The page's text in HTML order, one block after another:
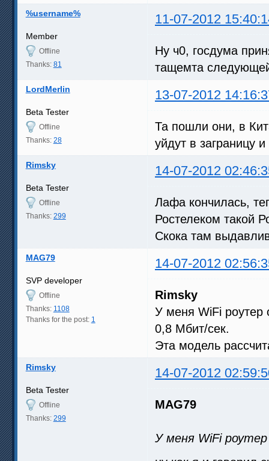
%username% 11-07-2012
Member
Offline
Thanks: 81
Ну ч0, госдума
тащемта
LordMerlin 13-07-2012
Beta Tester
Offline
Thanks: 28
Та пошли они, в
уйдут в заграницу
Rimsky 14-07-2012
Beta Tester
Offline
Thanks: 299
Лафа кончилась,
Ростелеком такой
Скока там
MAG79 14-07-2012
SVP developer
Offline
Thanks: 1108
Thanks for the post: 1
Rimsky
У меня WiFi роутер
0,8 Мбит/сек.
Эта модель
Rimsky 14-07-2012
Beta Tester
Offline
Thanks: 299
MAG79
У меня WiFi